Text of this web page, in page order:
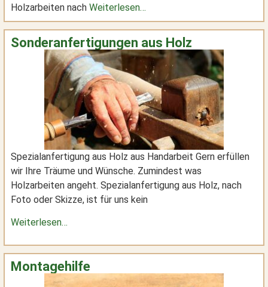
Holzarbeiten nach Weiterlesen…
Sonderanfertigungen aus Holz
Spezialanfertigung aus Holz aus Handarbeit Gern erfüllen
wir Ihre Träume und Wünsche. Zumindest was
Holzarbeiten angeht. Spezialanfertigung aus Holz, nach
Foto oder Skizze, ist für uns kein
Weiterlesen…
Montagehilfe